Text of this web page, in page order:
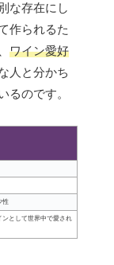
な存在にし
作られるた
ワイン愛好
人と分かち
るのです。
性
として世界中で愛され